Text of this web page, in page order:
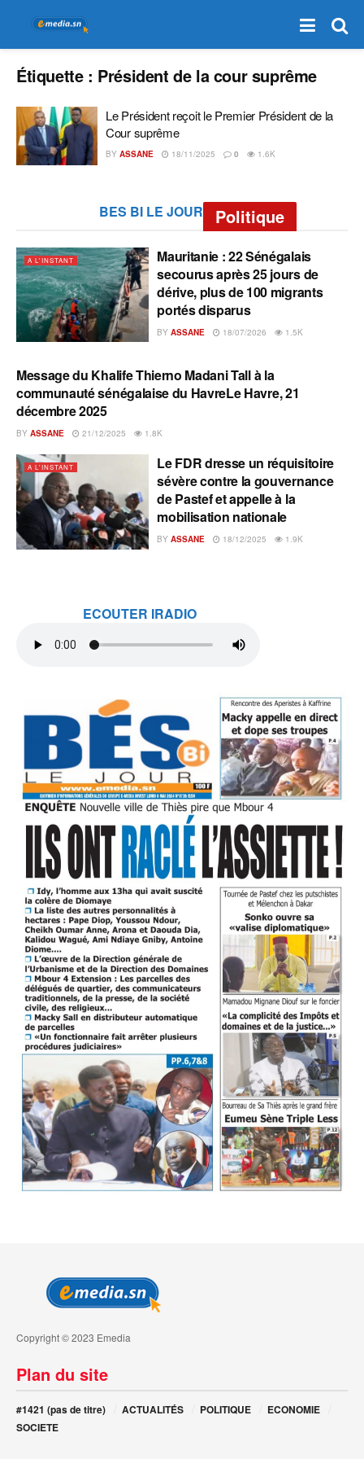
Étiquette : Président de la cour suprême
Le Président reçoit le Premier Président de la
Cour suprême
BY ASSANE 18/11/2025 0 1.6K
BES BI LE JOUR Politique
A L'INSTANT
Mauritanie : 22 Sénégalais
secourus après 25 jours de
dérive, plus de 100 migrants
portés disparus
BY ASSANE 18/07/2026 1.5K
A L'INSTANT
Message du Khalife Thierno Madani Tall à la
communauté sénégalaise du HavreLe Havre, 21
décembre 2025
BY ASSANE 21/12/2025 1.8K
A L'INSTANT
Le FDR dresse un réquisitoire
sévère contre la gouvernance
de Pastef et appelle à la
mobilisation nationale
BY ASSANE 18/12/2025 1.9K
ECOUTER IRADIO
Copyright © 2023 Emedia
Plan du site
#1421 (pas de titre) ACTUALITÉS POLITIQUE
ECONOMIE
SOCIETE